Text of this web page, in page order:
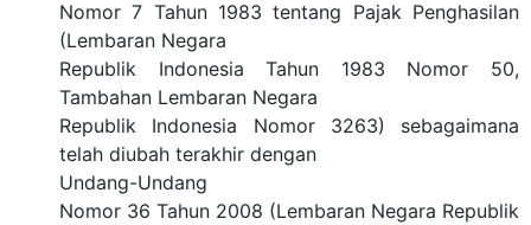
Nomor 7 Tahun 1983 tentang Pajak Penghasilan
(Lembaran Negara
Republik Indonesia Tahun 1983 Nomor 50,
Tambahan Lembaran Negara
Republik Indonesia Nomor 3263) sebagaimana
telah diubah terakhir dengan
Undang-Undang
Nomor 36 Tahun 2008 (Lembaran Negara Republik